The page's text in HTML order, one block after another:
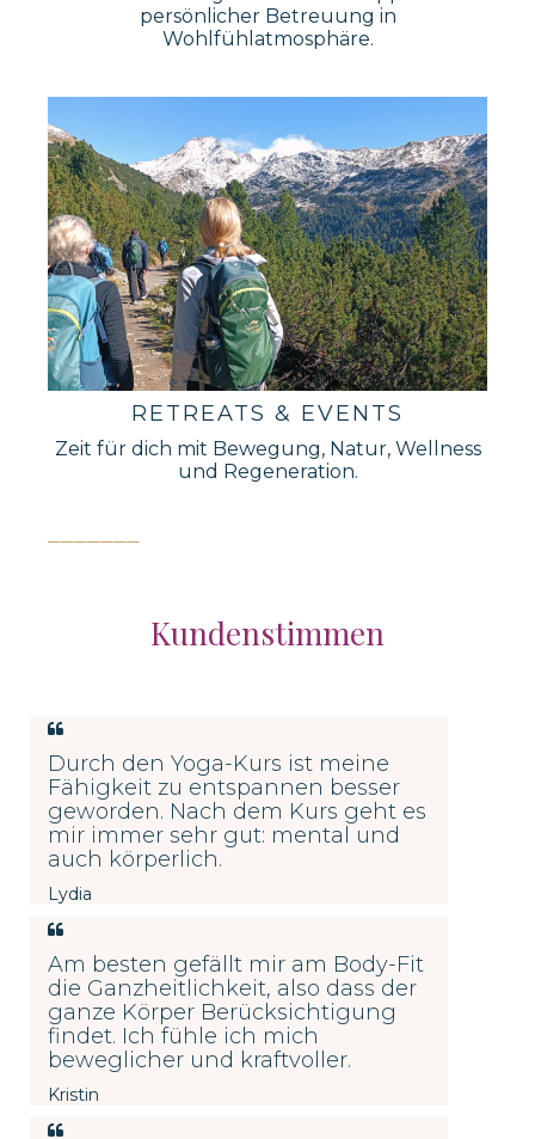
persönlicher Betreuung in
Wohlfühlatmosphäre.
RETREATS & EVENTS
Zeit für dich mit Bewegung, Natur, Wellness
und Regeneration.
Kundenstimmen
Durch den Yoga-Kurs ist meine
Fähigkeit zu entspannen besser
geworden. Nach dem Kurs geht es
mir immer sehr gut: mental und
auch körperlich.
Lydia
Am besten gefällt mir am Body-Fit
die Ganzheitlichkeit, also dass der
ganze Körper Berücksichtigung
findet. Ich fühle ich mich
beweglicher und kraftvoller.
Kristin